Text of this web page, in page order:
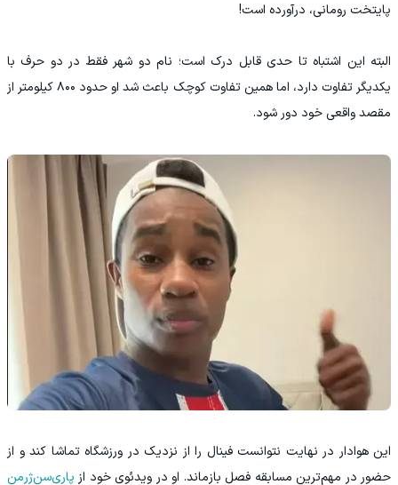
پایتخت رومانی، درآورده است!
البته این اشتباه تا حدی قابل درک است؛ نام دو شهر فقط در دو حرف با
یکدیگر تفاوت دارد، اما همین تفاوت کوچک باعث شد او حدود ۸۰۰ کیلومتر از
مقصد واقعی خود دور شود.
این هوادار در نهایت نتوانست فینال را از نزدیک در ورزشگاه تماشا کند و از
حضور در مهم‌ترین مسابقه فصل بازماند. او در ویدئوی خود از پاری‌سن‌ژرمن